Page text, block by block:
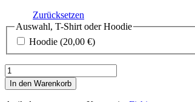
Zurücksetzen
Auswahl, T-Shirt oder Hoodie
Hoodie (20,00 €)
Motiv
0954
–
In den Warenkorb